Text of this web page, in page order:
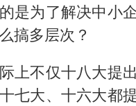
是为了解决中小
搞多层次？
上不仅十八大提
七大、十六大都